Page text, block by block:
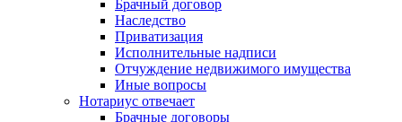
Брачный договор
Наследство
Приватизация
Исполнительные надписи
Отчуждение недвижимого имущества
Иные вопросы
Нотариус отвечает
Брачные договоры